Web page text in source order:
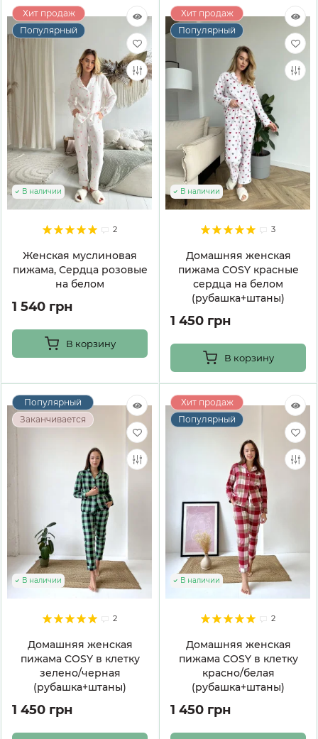
Хит продаж
Популярный
2
Женская муслиновая
пижама, Сердца розовые
на белом
В наличии
1 540 грн
В корзину
Хит продаж
Популярный
3
Домашняя женская
пижама COSY красные
сердца на белом
(рубашка+штаны)
В наличии
1 450 грн
В корзину
Популярный
Заканчивается
2
Домашняя женская
пижама COSY в клетку
зелено/черная
(рубашка+штаны)
В наличии
1 450 грн
Хит продаж
Популярный
2
Домашняя женская
пижама COSY в клетку
красно/белая
(рубашка+штаны)
В наличии
1 450 грн